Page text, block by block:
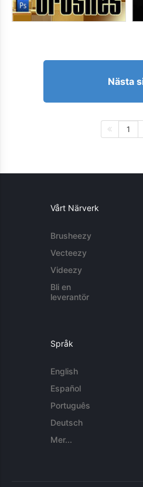
Nästa
1
Vårt Närverk
Brusheezy
Vecteezy
Videezy
Bli en
leverantör
Språk
English
Español
Português
Deutsch
Mer...